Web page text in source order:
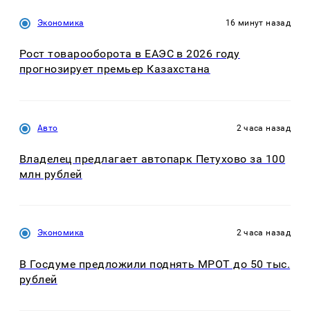
Экономика 16 минут назад
Рост товарооборота в ЕАЭС в 2026 году
прогнозирует премьер Казахстана
Авто 2 часа назад
Владелец предлагает автопарк Петухово за 100
млн рублей
Экономика 2 часа назад
В Госдуме предложили поднять МРОТ до 50 тыс.
рублей